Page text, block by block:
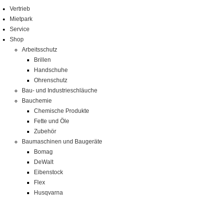
Vertrieb
Mietpark
Service
Shop
Arbeitsschutz
Brillen
Handschuhe
Ohrenschutz
Bau- und Industrieschläuche
Bauchemie
Chemische Produkte
Fette und Öle
Zubehör
Baumaschinen und Baugeräte
Bomag
DeWalt
Eibenstock
Flex
Husqvarna